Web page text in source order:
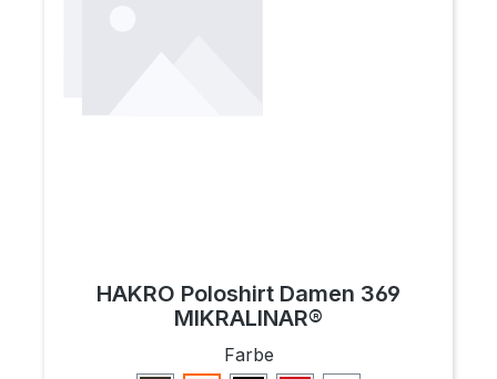
HAKRO Poloshirt Damen 369
MIKRALINAR®
Farbeauswählen